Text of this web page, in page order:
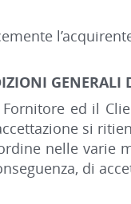
ed il
si
nelle
di